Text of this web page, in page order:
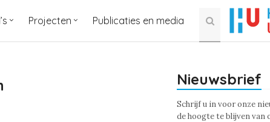
Projecten Publicaties en media
Nieuwsbrief
Schrijf u in voor onze
de hoogte te blijven van